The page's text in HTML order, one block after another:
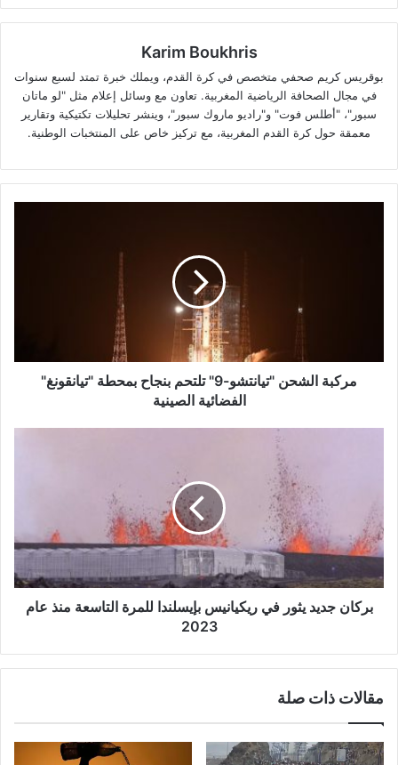
Karim Boukhris
بوقريس كريم صحفي متخصص في كرة القدم، ويملك خبرة تمتد لسبع سنوات
في مجال الصحافة الرياضية المغربية. تعاون مع وسائل إعلام مثل "لو ماتان
سبور"، "أطلس فوت" و"راديو ماروك سبور"، وينشر تحليلات تكتيكية وتقارير
معمقة حول كرة القدم المغربية، مع تركيز خاص على المنتخبات الوطنية.
الصينية
مركبة الشحن "تيانتشو-9" تلتحم بنجاح بمحطة "تيانقونغ"
الفضائية الصينية
بإيسلندا
للمرة
منذ
عامبركان جديد يثور في ريكيانيس بإيسلندا للمرة التاسعة منذ عام
2023
مقالات ذات صلة